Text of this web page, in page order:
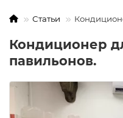
Статьи
Кондиционер
павильонов.